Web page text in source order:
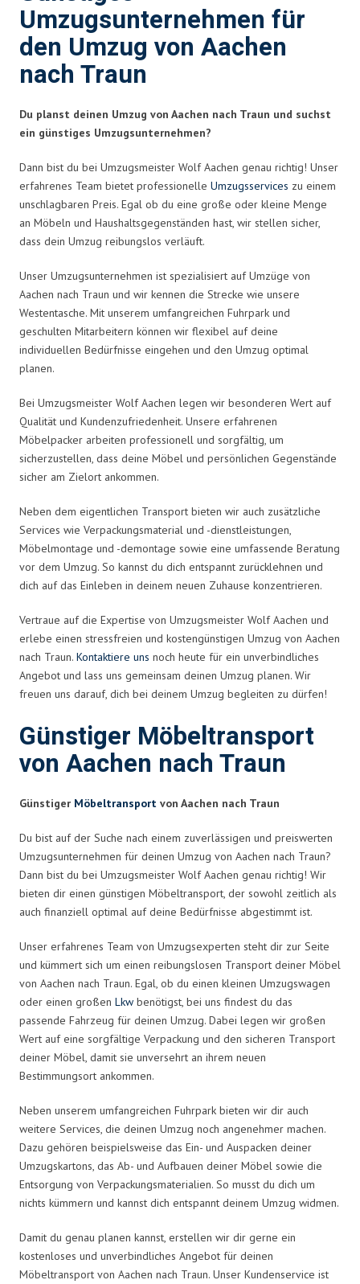
Umzugsunternehmen für
den Umzug von Aachen
nach Traun
Du planst deinen Umzug von Aachen nach Traun und suchst
ein günstiges Umzugsunternehmen?
Dann bist du bei Umzugsmeister Wolf Aachen genau richtig! Unser
erfahrenes Team bietet professionelle Umzugsservices zu einem
unschlagbaren Preis. Egal ob du eine große oder kleine Menge
an Möbeln und Haushaltsgegenständen hast, wir stellen sicher,
dass dein Umzug reibungslos verläuft.
Unser Umzugsunternehmen ist spezialisiert auf Umzüge von
Aachen nach Traun und wir kennen die Strecke wie unsere
Westentasche. Mit unserem umfangreichen Fuhrpark und
geschulten Mitarbeitern können wir flexibel auf deine
individuellen Bedürfnisse eingehen und den Umzug optimal
planen.
Bei Umzugsmeister Wolf Aachen legen wir besonderen Wert auf
Qualität und Kundenzufriedenheit. Unsere erfahrenen
Möbelpacker arbeiten professionell und sorgfältig, um
sicherzustellen, dass deine Möbel und persönlichen Gegenstände
sicher am Zielort ankommen.
Neben dem eigentlichen Transport bieten wir auch zusätzliche
Services wie Verpackungsmaterial und -dienstleistungen,
Möbelmontage und -demontage sowie eine umfassende Beratung
vor dem Umzug. So kannst du dich entspannt zurücklehnen und
dich auf das Einleben in deinem neuen Zuhause konzentrieren.
Vertraue auf die Expertise von Umzugsmeister Wolf Aachen und
erlebe einen stressfreien und kostengünstigen Umzug von Aachen
nach Traun. Kontaktiere uns noch heute für ein unverbindliches
Angebot und lass uns gemeinsam deinen Umzug planen. Wir
freuen uns darauf, dich bei deinem Umzug begleiten zu dürfen!
Günstiger Möbeltransport
von Aachen nach Traun
Günstiger Möbeltransport von Aachen nach Traun
Du bist auf der Suche nach einem zuverlässigen und preiswerten
Umzugsunternehmen für deinen Umzug von Aachen nach Traun?
Dann bist du bei Umzugsmeister Wolf Aachen genau richtig! Wir
bieten dir einen günstigen Möbeltransport, der sowohl zeitlich als
auch finanziell optimal auf deine Bedürfnisse abgestimmt ist.
Unser erfahrenes Team von Umzugsexperten steht dir zur Seite
und kümmert sich um einen reibungslosen Transport deiner Möbel
von Aachen nach Traun. Egal, ob du einen kleinen Umzugswagen
oder einen großen Lkw benötigst, bei uns findest du das
passende Fahrzeug für deinen Umzug. Dabei legen wir großen
Wert auf eine sorgfältige Verpackung und den sicheren Transport
deiner Möbel, damit sie unversehrt an ihrem neuen
Bestimmungsort ankommen.
Neben unserem umfangreichen Fuhrpark bieten wir dir auch
weitere Services, die deinen Umzug noch angenehmer machen.
Dazu gehören beispielsweise das Ein- und Auspacken deiner
Umzugskartons, das Ab- und Aufbauen deiner Möbel sowie die
Entsorgung von Verpackungsmaterialien. So musst du dich um
nichts kümmern und kannst dich entspannt deinem Umzug widmen.
Damit du genau planen kannst, erstellen wir dir gerne ein
kostenloses und unverbindliches Angebot für deinen
Möbeltransport von Aachen nach Traun. Unser Kundenservice ist